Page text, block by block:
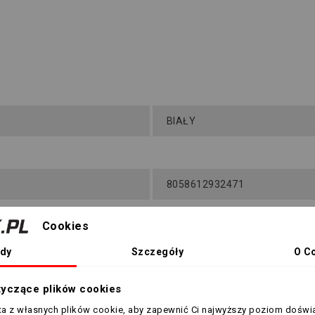
BIAŁY
8058612932471
produktów w tej samej
Cookies
Szczegóły O
plików cookies
z własnych plików cookie, aby zapewnić Ci najwyższy poziom